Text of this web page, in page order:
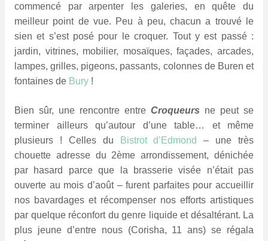
commencé par arpenter les galeries, en quête du
meilleur point de vue. Peu à peu, chacun a trouvé le
sien et s’est posé pour le croquer. Tout y est passé :
jardin, vitrines, mobilier, mosaïques, façades, arcades,
lampes, grilles, pigeons, passants, colonnes de Buren et
fontaines de Bury !
Bien sûr, une rencontre entre Croqueurs ne peut se
terminer ailleurs qu’autour d’une table… et même
plusieurs ! Celles du
Bistrot d’Edmond
– une très
chouette adresse du 2ème arrondissement, dénichée
par hasard parce que la brasserie visée n’était pas
ouverte au mois d’août – furent parfaites pour accueillir
nos bavardages et récompenser nos efforts artistiques
par quelque réconfort du genre liquide et désaltérant. La
plus jeune d’entre nous (Corisha, 11 ans) se régala